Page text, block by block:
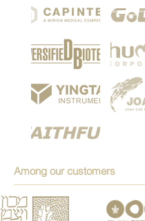
Among our customers